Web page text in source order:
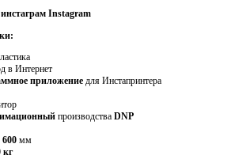
в Интернет
приложение для Инстапринтера
производства DNP
600 мм
кг